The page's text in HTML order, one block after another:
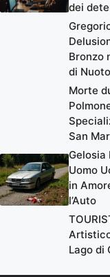
dei
Bronzo
di Nuoto
Morte
San
Gelosia
Uomo
in
l’Auto
Lago di